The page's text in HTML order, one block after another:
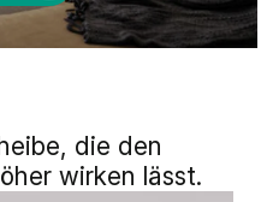
die den
wirken lässt.